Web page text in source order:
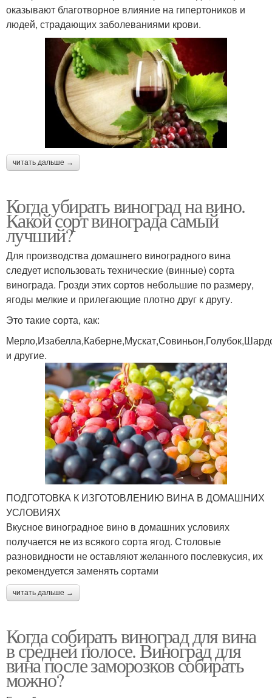
оказывают благотворное влияние на гипертоников и
людей, страдающих заболеваниями крови.
читать дальше →
Когда убирать виноград на вино.
Какой сорт винограда самый
лучший?
Для производства домашнего виноградного вина
следует использовать технические (винные) сорта
винограда. Грозди этих сортов небольшие по размеру,
ягоды мелкие и прилегающие плотно друг к другу.
Это такие сорта, как:
и другие.
ПОДГОТОВКА К ИЗГОТОВЛЕНИЮ ВИНА В ДОМАШНИХ
УСЛОВИЯХ
Вкусное виноградное вино в домашних условиях
получается не из всякого сорта ягод. Столовые
разновидности не оставляют желанного послевкусия, их
рекомендуется заменять сортами
читать дальше →
Когда собирать виноград для вина
в средней полосе. Виноград для
вина после заморозков собирать
можно?